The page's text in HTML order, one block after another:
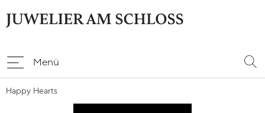
Menü
Happy Hearts